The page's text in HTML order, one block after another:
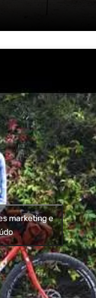
marketing e